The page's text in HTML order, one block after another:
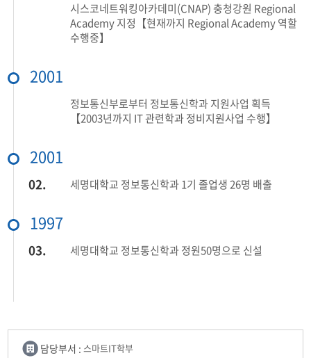
시스코네트워킹아카데미(CNAP) 충청강원 Regional
Academy 지정【현재까지 Regional Academy 역할
수행중】
2001
정보통신부로부터 정보통신학과 지원사업 획득
【2003년까지 IT 관련학과 정비지원사업 수행】
2001
02. 세명대학교 정보통신학과 1기 졸업생 26명 배출
1997
03. 세명대학교 정보통신학과 정원50명으로 신설
담당부서 : 스마트IT학부